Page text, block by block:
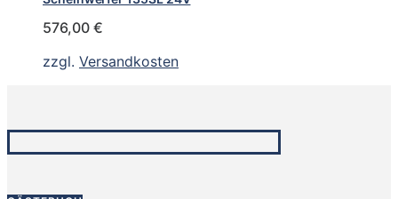
576,00 €
zzgl. Versandkosten